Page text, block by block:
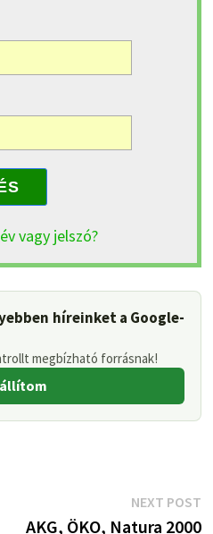
vagy jelszó?
híreinket a Google-
megbízható forrásnak!
NEXT POST
AKG, ÖKO, Natura 2000